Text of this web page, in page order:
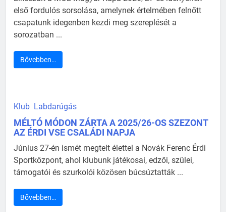
első fordulós sorsolása, amelynek értelmében felnőtt
csapatunk idegenben kezdi meg szereplését a
sorozatban ...
Bővebben…
Klub Labdarúgás
MÉLTÓ MÓDON ZÁRTA A 2025/26-OS SZEZONT
AZ ÉRDI VSE CSALÁDI NAPJA
Június 27-én ismét megtelt élettel a Novák Ferenc Érdi
Sportközpont, ahol klubunk játékosai, edzői, szülei,
támogatói és szurkolói közösen búcsúztatták ...
Bővebben…